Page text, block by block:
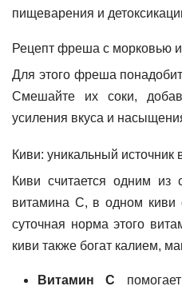
пищеварения и
Рецепт фреша с морковью
Для этого фреша
Смешайте их соки,
усиления вкуса и
Киви: уникальный источник
Киви считается одним из
витамина С, в одном киви
суточная норма этого
киви также богат калием,
Витамин С